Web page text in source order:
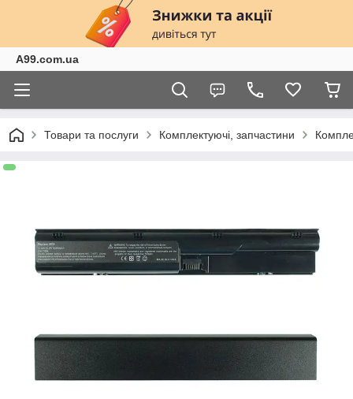
A99.com.ua
Товари та послуги Комплектуючі, запчастини